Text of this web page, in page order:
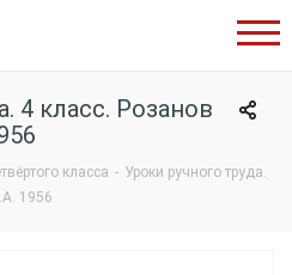
4 класс. Розанов
класса - Уроки ручного труда.
1956